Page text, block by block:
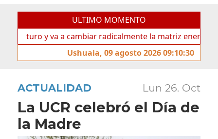
ULTIMO MOMENTO
y va a cambiar radicalmente la matriz energética de
Ushuaia, 09 agosto 2026 09:10:30
ACTUALIDAD Lun 26. Oct
La UCR celebró el Día de
la Madre